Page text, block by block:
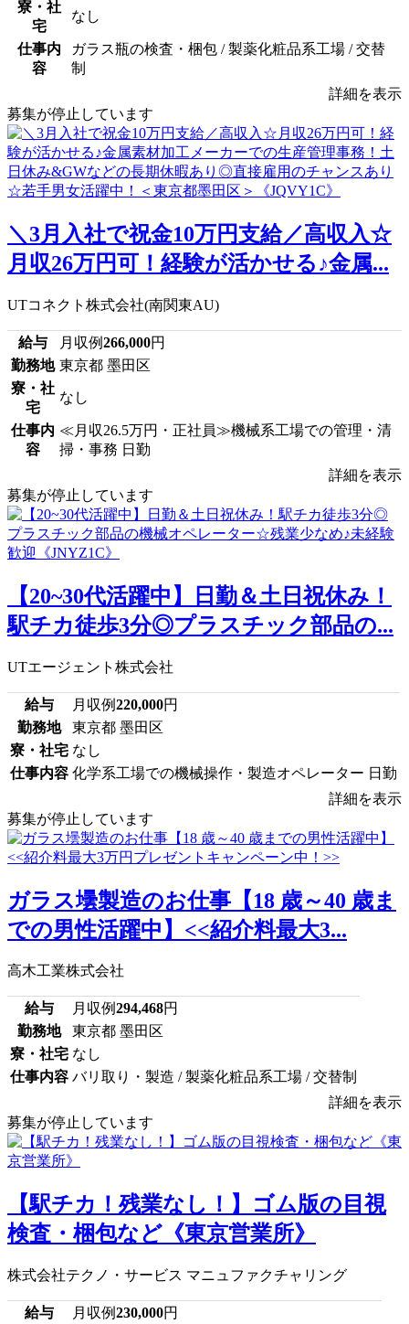
寮・社
宅
なし
仕事内
容
ガラス瓶の検査・梱包 / 製薬化粧品系工場 / 交替
制
詳細を表示
募集が停止しています
＼3月入社で祝金10万円支給／高収入☆
月収26万円可！経験が活かせる♪金属...
UTコネクト株式会社(南関東AU)
給与 月収例266,000円
勤務地 東京都 墨田区
寮・社
宅
なし
仕事内
容
≪月収26.5万円・正社員≫機械系工場での管理・清
掃・事務 日勤
詳細を表示
募集が停止しています
【20~30代活躍中】日勤＆土日祝休み！
駅チカ徒歩3分◎プラスチック部品の...
UTエージェント株式会社
給与 月収例220,000円
勤務地
東京都 墨田区
寮・社宅 なし
仕事内容 化学系工場での機械操作・製造オペレーター 日勤
詳細を表示
募集が停止しています
ガラス壜製造のお仕事【18 歳～40 歳ま
での男性活躍中】<<紹介料最大3...
高木工業株式会社
給与 月収例294,468円
勤務地
東京都 墨田区
寮・社宅 なし
仕事内容 バリ取り・製造 / 製薬化粧品系工場 / 交替制
詳細を表示
募集が停止しています
【駅チカ！残業なし！】ゴム版の目視
検査・梱包など《東京営業所》
株式会社テクノ・サービス マニュファクチャリング
給与 月収例230,000円